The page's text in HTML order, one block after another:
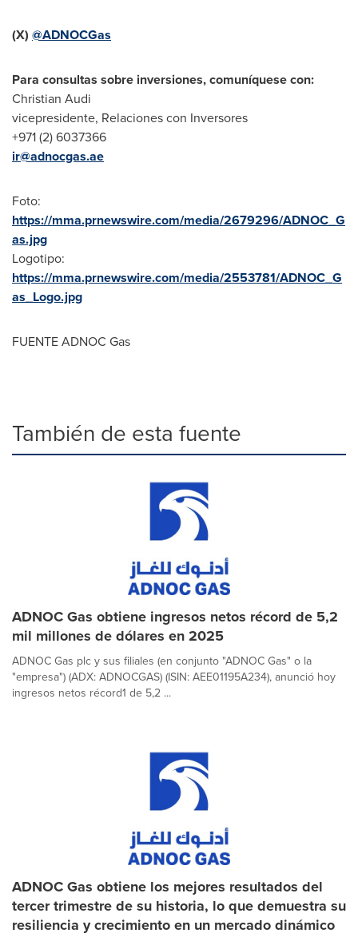
(X) @ADNOCGas
Para consultas sobre inversiones, comuníquese con:
Christian Audi
vicepresidente, Relaciones con Inversores
+971 (2) 6037366
ir@adnocgas.ae
Foto:
https://mma.prnewswire.com/media/2679296/ADNOC_G
as.jpg
Logotipo:
https://mma.prnewswire.com/media/2553781/ADNOC_G
as_Logo.jpg
FUENTE ADNOC Gas
También de esta fuente
ADNOC Gas obtiene ingresos netos récord de 5,2
mil millones de dólares en 2025
ADNOC Gas plc y sus filiales (en conjunto "ADNOC Gas" o la
"empresa") (ADX: ADNOCGAS) (ISIN: AEE01195A234), anunció hoy
ingresos netos récord1 de 5,2 ...
ADNOC Gas obtiene los mejores resultados del
tercer trimestre de su historia, lo que demuestra su
resiliencia y crecimiento en un mercado dinámico